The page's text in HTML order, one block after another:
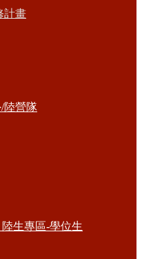
計畫
陸營隊
生專區-學位生